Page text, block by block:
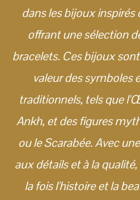
dans les bijoux inspirés
offrant une sélection
bracelets. Ces bijoux
valeur des symboles
traditionnels, tels que
Ankh, et des figures
ou le Scarabée. Avec
aux détails et à la
la fois l'histoire et la